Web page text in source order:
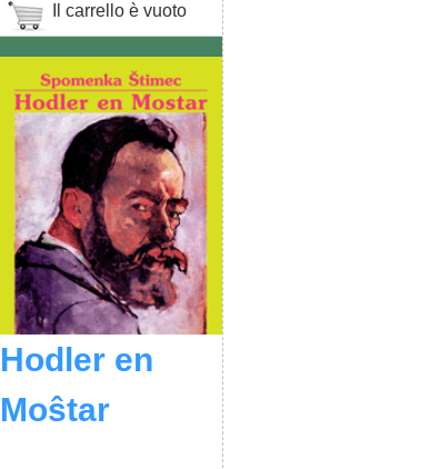
Il carrello è vuoto
Hodler en
Moŝtar